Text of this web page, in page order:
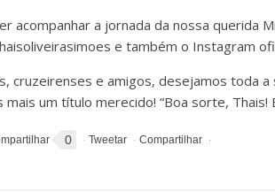
acompanhar a jornada da nossa querida
e também o Instagram
cruzeirenses e amigos, desejamos toda
mais um título merecido! “Boa sorte,
0